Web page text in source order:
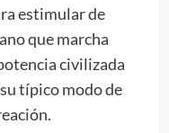
estimular de
que marcha
civilizada
típico modo de